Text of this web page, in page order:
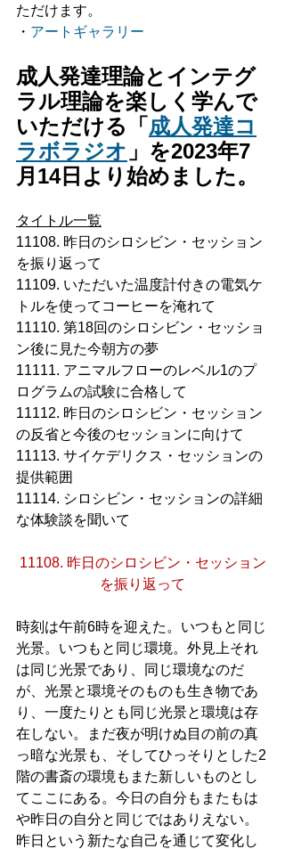
ただけます。
・ アートギャラリー
成人発達理論とインテグ
ラル理論を楽しく学んで
いただける「成人発達コ
ラボラジオ 」を2023年7
月14日より始めました。
タイトル一覧
11108. 昨日のシロシビン・セッション
を振り返って
11109. いただいた温度計付きの電気ケ
トルを使ってコーヒーを淹れて
11110. 第18回のシロシビン・セッショ
ン後に見た今朝方の夢
11111. アニマルフローのレベル1のプ
ログラムの試験に合格して
11112. 昨日のシロシビン・セッション
の反省と今後のセッションに向けて
11113. サイケデリクス・セッションの
提供範囲
11114. シロシビン・セッションの詳細
な体験談を聞いて
11108. 昨日のシロシビン・セッション
を振り返って
時刻は午前6時を迎えた。いつもと同じ
光景。いつもと同じ環境。外見上それ
は同じ光景であり、同じ環境なのだ
が、光景と環境そのものも生き物であ
り、一度たりとも同じ光景と環境は存
在しない。まだ夜が明けぬ目の前の真
っ暗な光景も、そしてひっそりとした2
階の書斎の環境もまた新しいものとし
てここにある。今日の自分もまたもは
や昨日の自分と同じではありえない。
昨日という新たな自己を通じて変化し